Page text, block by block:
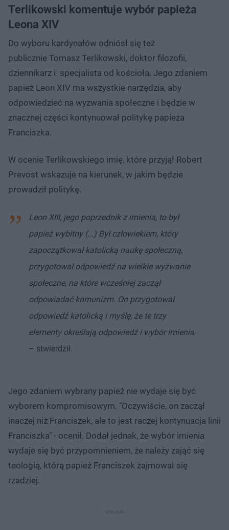
Terlikowski komentuje wybór papieża
Leona XIV
Do wyboru kardynałów odniósł się też
publicznie Tomasz Terlikowski, doktor filozofii,
dziennikarz i specjalista od kościoła. Jego zdaniem
papież Leon XIV ma wszystkie narzędzia, aby
odpowiedzieć na wyzwania społeczne i będzie w
znacznej części kontynuował politykę papieża
Franciszka.
W ocenie Terlikowskiego imię, które przyjął Robert
Prevost wskazuje na kierunek, w jakim będzie
prowadził politykę.
Leon XIII, jego poprzednik z imienia, to był
papież wybitny (...) Był człowiekiem, który
zapoczątkował katolicką naukę społeczną,
przygotował odpowiedź na wielkie wyzwanie
społeczne, na które wcześniej zaczął
odpowiadać komunizm. On przygotował
odpowiedź katolicką i myślę, że te trzy
elementy określają odpowiedź i wybór imienia
– stwierdził.
Jego zdaniem wybrany papież nie wydaje się być
wyborem kompromisowym. "Oczywiście, on zaczął
inaczej niż Franciszek, ale to jest raczej kontynuacja linii
Franciszka" - ocenił. Dodał jednak, że wybór imienia
wydaje się być przypomnieniem, że należy zająć się
teologią, którą papież Franciszek zajmował się
rzadziej.